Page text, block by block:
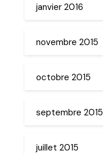
janvier 2016
novembre 2015
octobre 2015
septembre 2015
juillet 2015